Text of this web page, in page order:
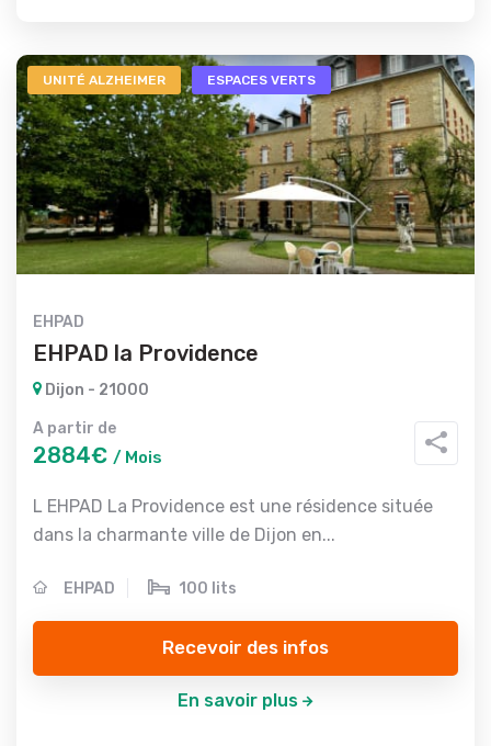
UNITÉ ALZHEIMER ESPACES VERTS
EHPAD
EHPAD la Providence
Dijon - 21000
A partir de
2884€ / Mois
L EHPAD La Providence est une résidence située
dans la charmante ville de Dijon en...
EHPAD 100 lits
Recevoir des infos
En savoir plus